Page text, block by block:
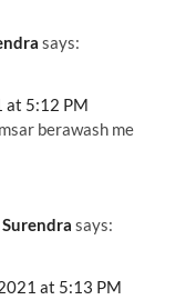
says:
at 5:12 PM
berawash me
Surendra says:
at 5:13 PM